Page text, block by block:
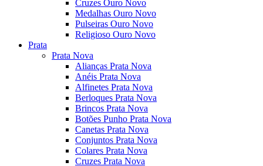
Cruzes Ouro Novo
Medalhas Ouro Novo
Pulseiras Ouro Novo
Religioso Ouro Novo
Prata
Prata Nova
Alianças Prata Nova
Anéis Prata Nova
Alfinetes Prata Nova
Berloques Prata Nova
Brincos Prata Nova
Botões Punho Prata Nova
Canetas Prata Nova
Conjuntos Prata Nova
Colares Prata Nova
Cruzes Prata Nova